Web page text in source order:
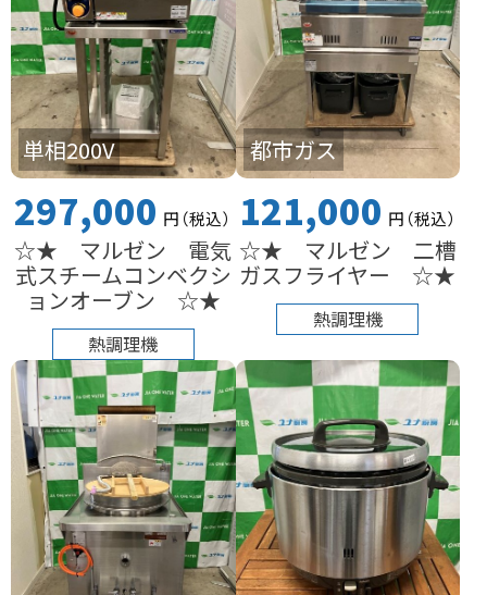
単相200V
297,000 円（税込）
☆★ マルゼン 電気
式スチームコンベクシ
ョンオーブン ☆★
熱調理機
都市ガス
121,000 円（税込）
☆★ マルゼン 二槽
ガスフライヤー ☆★
熱調理機